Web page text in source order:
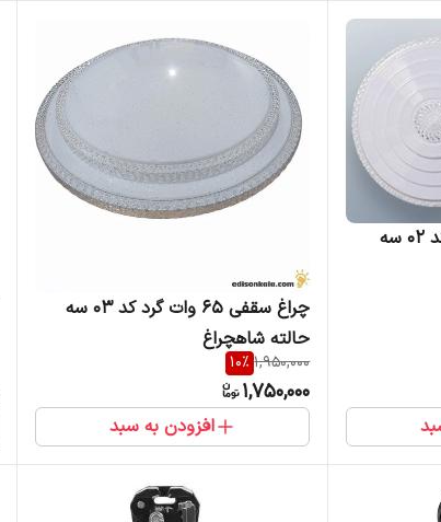
چراغ سقفی 65 وات گرد کد 02 سه
چراغ سقفی 65 وات گرد کد 03 سه
حالته شاهچراغ
1,950,000
10%
1,750,000
افزودن به سبد